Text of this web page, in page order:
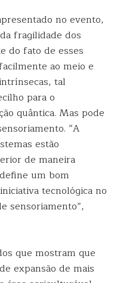
no evento,
fragilidade dos
do fato de esses
ao meio e
tal
para o
quântica. Mas pode
“A
estão
de maneira
um bom
tecnológica no
sensoriamento”,
que mostram que
expansão de mais